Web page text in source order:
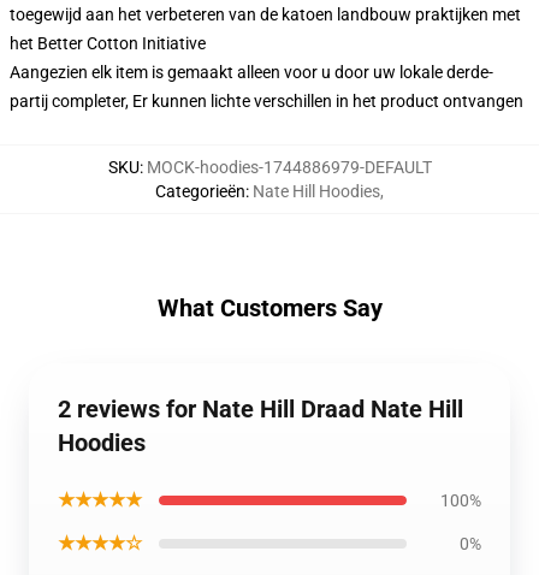
toegewijd aan het verbeteren van de katoen landbouw praktijken met
het Better Cotton Initiative
Aangezien elk item is gemaakt alleen voor u door uw lokale derde-
partij completer, Er kunnen lichte verschillen in het product ontvangen
SKU: MOCK-hoodies-1744886979-DEFAULT
Categorieën: Nate Hill Hoodies,
What Customers Say
2 reviews for Nate Hill Draad Nate Hill
Hoodies
★★★★★ 100%
★★★★☆ 0%